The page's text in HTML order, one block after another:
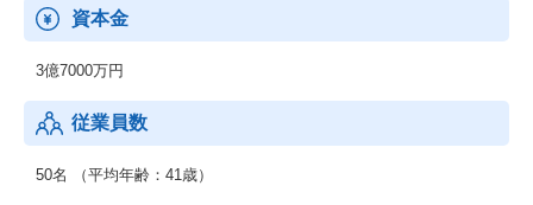
資本金
3億7000万円
従業員数
50名 （平均年齢：41歳）